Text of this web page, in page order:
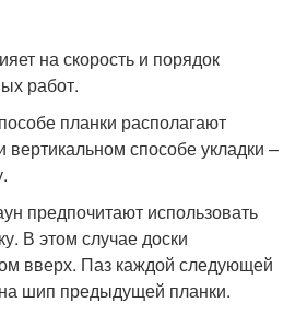
на скорость и порядок
работ.
планки располагают
способе укладки –
предпочитают использовать
В этом случае доски
вверх. Паз каждой следующей
шип предыдущей планки.